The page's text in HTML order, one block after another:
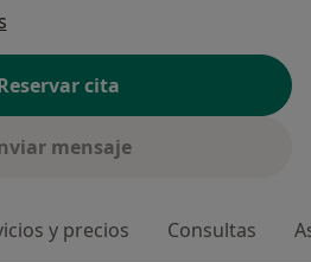
cita
mensaje
y precios Consultas